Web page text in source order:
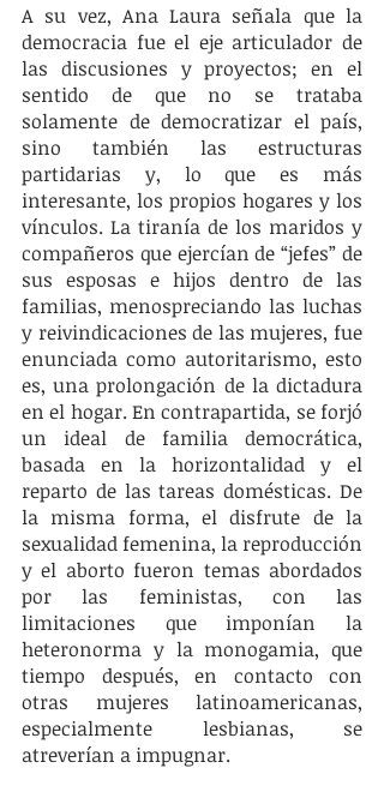
A su vez, Ana Laura señala que la
democracia fue el eje articulador de
las discusiones y proyectos; en el
sentido de que no se trataba
solamente de democratizar el país,
sino también las estructuras
partidarias y, lo que es más
interesante, los propios hogares y los
vínculos. La tiranía de los maridos y
compañeros que ejercían de “jefes” de
sus esposas e hijos dentro de las
familias, menospreciando las luchas
y reivindicaciones de las mujeres, fue
enunciada como autoritarismo, esto
es, una prolongación de la dictadura
en el hogar. En contrapartida, se forjó
un ideal de familia democrática,
basada en la horizontalidad y el
reparto de las tareas domésticas. De
la misma forma, el disfrute de la
sexualidad femenina, la reproducción
y el aborto fueron temas abordados
por las feministas, con las
limitaciones que imponían la
heteronorma y la monogamia, que
tiempo después, en contacto con
otras mujeres latinoamericanas,
especialmente lesbianas, se
atreverían a impugnar.